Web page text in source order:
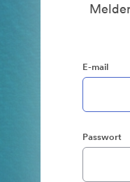
E-mail
Passwort